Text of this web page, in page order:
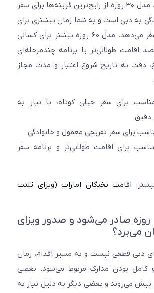
فعال باشد. مدل 30 روزه از رایج‌ترین گزینه‌ها برای سفر
است و به شما زمان بیشتری برای
مدیریت برنامه سفر می‌دهد. مدل 60 روزه بیشتر برای کسانی
یا برنامه چندمرحله‌ای
تاریخ شروع اعتبار و مدت مجاز
سفر خیلی کوتاه، با نیاز به
اقامت طولانی‌تر و برنامه سفر
نخبگان امارات (ویزای تلنت
می‌شود و صدور ویزای
نیست و به مسیر اقدام، زمان
مدارک مربوط می‌شود. بعضی
و بعضی دیگر به دلیل نیاز به